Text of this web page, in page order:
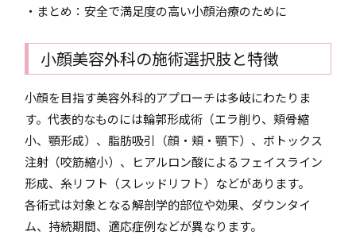
・まとめ：安全で満足度の高い小顔治療のために
小顔美容外科の施術選択肢と特徴
小顔を目指す美容外科的アプローチは多岐にわたりま
す。代表的なものには輪郭形成術（エラ削り、頬骨縮
小、顎形成）、脂肪吸引（顔・頬・顎下）、ボトックス
注射（咬筋縮小）、ヒアルロン酸によるフェイスライン
形成、糸リフト（スレッドリフト）などがあります。
各術式は対象となる解剖学的部位や効果、ダウンタイ
ム、持続期間、適応症例などが異なります。